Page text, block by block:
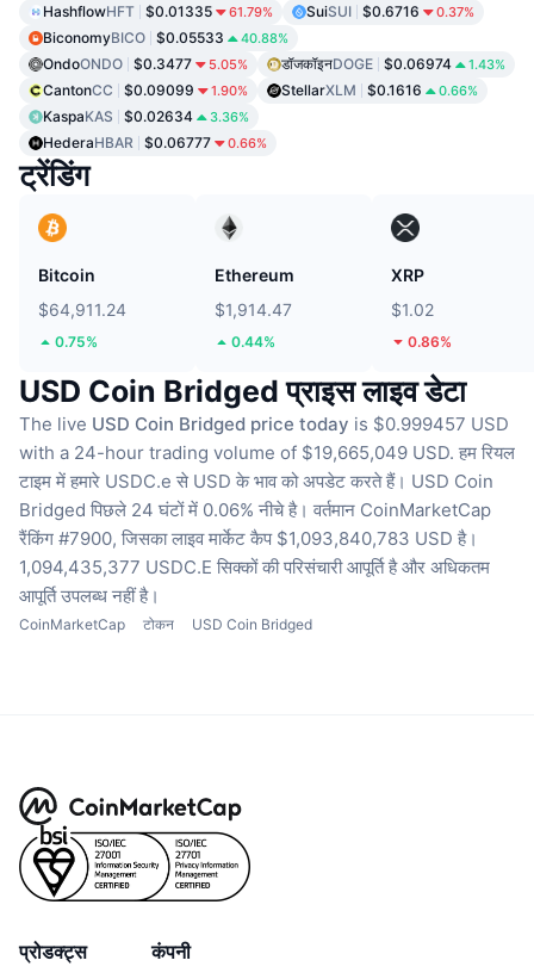
HashflowHFT $0.01335 61.79% SuiSUI $0.6716 0.37%
BiconomyBICO $0.05533 40.88%
OndoONDO $0.3477 5.05% डॉजकॉइनDOGE $0.06974 1.43%
CantonCC $0.09099 1.90% StellarXLM $0.1616 0.66%
KaspaKAS $0.02634 3.36%
HederaHBAR $0.06777 0.66%
ट्रेंडिंग
Bitcoin
$64,911.24
0.75%
Ethereum
$1,914.47
0.44%
XRP
$1.02
0.86%
USD Coin Bridged प्राइस लाइव डेटा
The live USD Coin Bridged price today is $0.999457 USD
with a 24-hour trading volume of $19,665,049 USD. हम रियल
टाइम में हमारे USDC.e से USD के भाव को अपडेट करते हैं। USD Coin
Bridged पिछले 24 घंटों में 0.06% नीचे है। वर्तमान CoinMarketCap
रैंकिंग #7900, जिसका लाइव मार्केट कैप $1,093,840,783 USD है।
1,094,435,377 USDC.E सिक्कों की परिसंचारी आपूर्ति है और अधिकतम
आपूर्ति उपलब्ध नहीं है।
CoinMarketCap टोकन USD Coin Bridged
प्रोडक्ट्स कंपनी